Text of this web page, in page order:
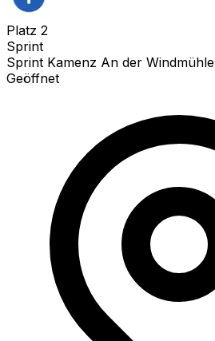
Platz 2
Sprint
Sprint Kamenz An der Windmühle
Geöffnet